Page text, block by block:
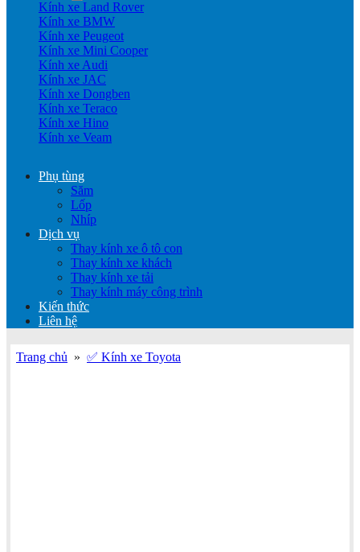
Kính xe Land Rover
Kính xe BMW
Kính xe Peugeot
Kính xe Mini Cooper
Kính xe Audi
Kính xe JAC
Kính xe Dongben
Kính xe Teraco
Kính xe Hino
Kính xe Veam
Phụ tùng
Săm
Lốp
Nhíp
Dịch vụ
Thay kính xe ô tô con
Thay kính xe khách
Thay kính xe tải
Thay kính máy công trình
Kiến thức
Liên hệ
Trang chủ » ✅ Kính xe Toyota